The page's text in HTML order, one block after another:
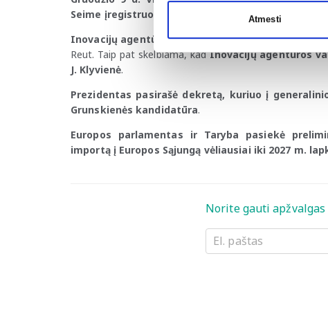
Atmesti
Seime įregistruoto LRT įstatymo pataisų projekto
Inovacijų agentūros laikinojo direktoriaus
Reut. Taip pat skelbiama, kadInovacijų agentūros
J. Klyvienė.
Prezidentas pasirašė dekretą, kuriuo į
Grunskienės kandidatūra.
Europos parlamentas ir Taryba pasiekė
importą į Europos Sąjungą vėliausiai iki 2027 m.
Norite gauti